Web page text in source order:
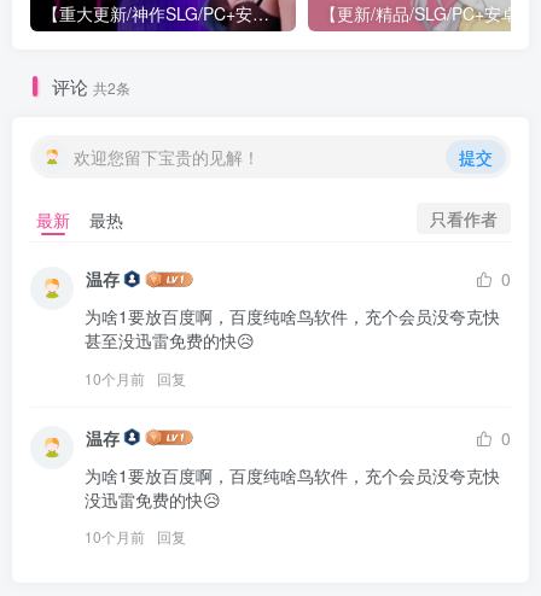
【重大更新/神作SLG/PC+安卓/官中】特工17 Agent 17 v0.26.10 官方中文版+存档or满金币
评论 共2条
欢迎您留下宝贵的见解！ 提交
最新 最热 只看作者
温存
0
为啥1要放百度啊，百度纯啥鸟软件，充个会员没夸克快
甚至没迅雷免费的快😥
10个月前 回复
温存
0
为啥1要放百度啊，百度纯啥鸟软件，充个会员没夸克快
没迅雷免费的快😥
10个月前 回复